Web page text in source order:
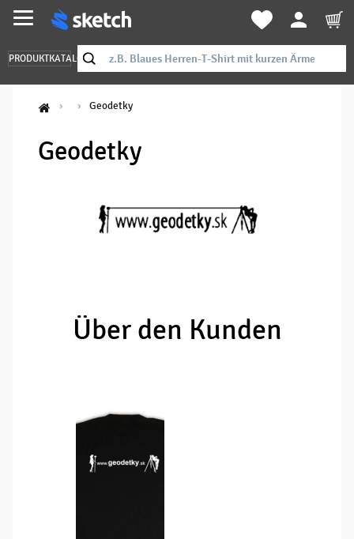
PRODUKTKATALOG
Geodetky
Geodetky
Über den Kunden